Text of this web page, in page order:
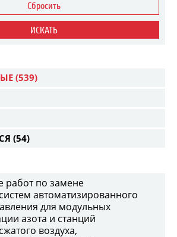
Сбросить
ИСКАТЬ
(539)
(54)
работ по замене
автоматизированного
для модульных
азота и станций
воздуха,